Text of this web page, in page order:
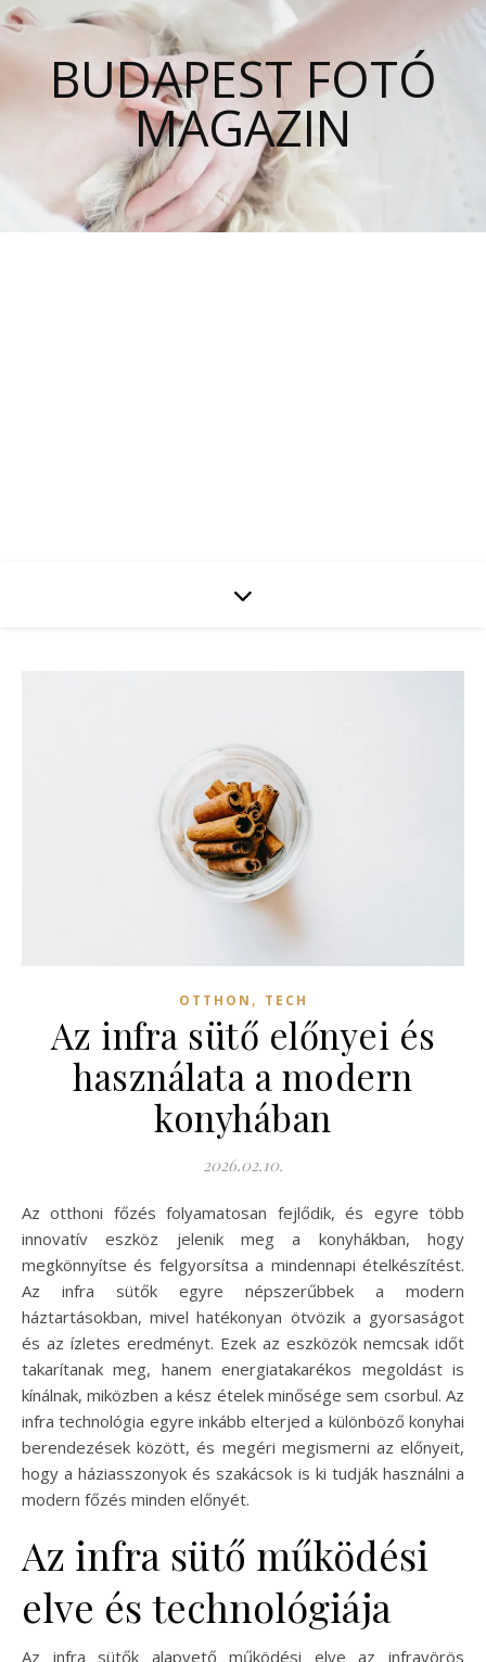
BUDAPEST FOTÓ
MAGAZIN
OTTHON , TECH
Az infra sütő előnyei és
használata a modern
konyhában
2026.02.10.
Az otthoni főzés folyamatosan fejlődik, és egyre több
innovatív eszköz jelenik meg a konyhákban, hogy
megkönnyítse és felgyorsítsa a mindennapi ételkészítést.
Az infra sütők egyre népszerűbbek a modern
háztartásokban, mivel hatékonyan ötvözik a gyorsaságot
és az ízletes eredményt. Ezek az eszközök nemcsak időt
takarítanak meg, hanem energiatakarékos megoldást is
kínálnak, miközben a kész ételek minősége sem csorbul. Az
infra technológia egyre inkább elterjed a különböző konyhai
berendezések között, és megéri megismerni az előnyeit,
hogy a háziasszonyok és szakácsok is ki tudják használni a
modern főzés minden előnyét.
Az infra sütő működési
elve és technológiája
Az infra sütők alapvető működési elve az infravörös